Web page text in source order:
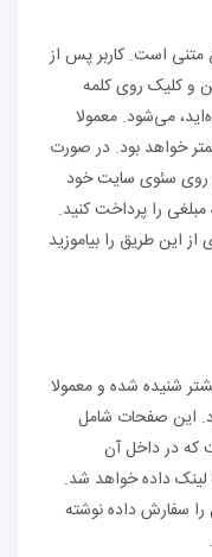
متنی است. کاربر پس از
و کلیک روی کلمه
می‌شود. معمولا
خواهد بود. در صورت
روی سئوی سایت خود
مبلغی را پرداخت کنید.
این طریق را بیاموزید
شنیده شده و معمولا
این صفحات شامل
که در داخل آن
لینک داده خواهد شد.
سفارش داده نوشته